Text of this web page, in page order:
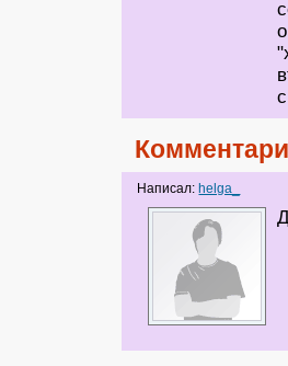
Написал: helga_